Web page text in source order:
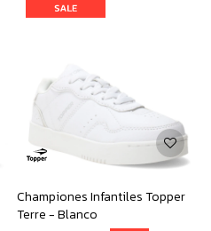
Championes Infantiles Topper
Terre - Blanco